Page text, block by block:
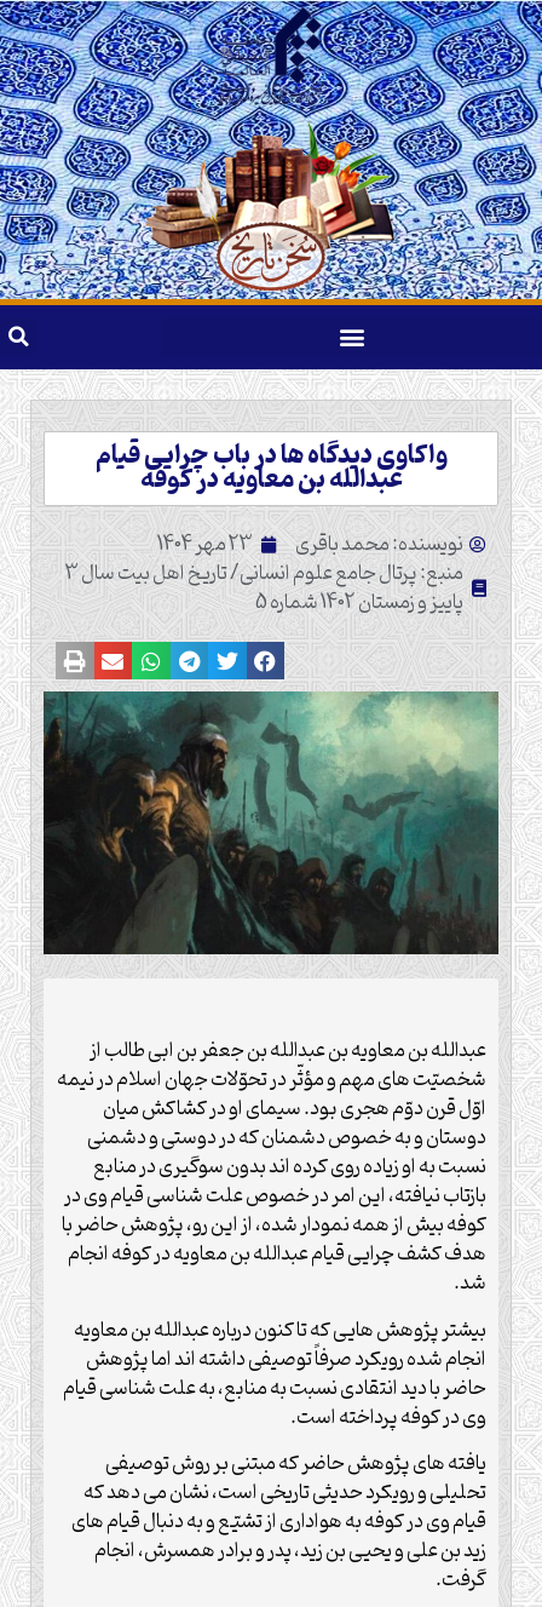
واکاوی دیدگاه ها در باب چرایی قیام
عبدالله بن معاویه در کوفه
نویسنده: محمد باقری 23 مهر 1404
منبع: پرتال جامع علوم انسانی/ تاریخ اهل بیت سال 3
پاییز و زمستان 1402 شماره 5
عبدالله بن معاویه بن عبدالله بن جعفر بن ابی طالب از
شخصیّت های مهم و مؤثّر در تحوّلات جهان اسلام در نیمه
اوّل قرن دوّم هجری بود. سیمای او در کشاکش میان
دوستان و به خصوص دشمنان که در دوستی و دشمنی
نسبت به او زیاده روی کرده اند بدون سوگیری در منابع
بازتاب نیافته، این امر در خصوص علت شناسی قیام وی در
کوفه بیش از همه نمودار شده، از این رو، پژوهش حاضر با
هدف کشف چرایی قیام عبدالله بن معاویه در کوفه انجام
شد.
بیشتر پژوهش هایی که تا کنون درباره عبدالله بن معاویه
انجام شده رویکرد صرفاً توصیفی داشته اند اما پژوهش
حاضر با دید انتقادی نسبت به منابع، به علت شناسی قیام
وی در کوفه پرداخته است.
یافته های پژوهش حاضر که مبتنی بر روش توصیفی
تحلیلی و رویکرد حدیثی تاریخی است، نشان می دهد که
قیام وی در کوفه به هواداری از تشیّع و به دنبال قیام های
زید بن علی و یحیی بن زید، پدر و برادر همسرش، انجام
گرفت.